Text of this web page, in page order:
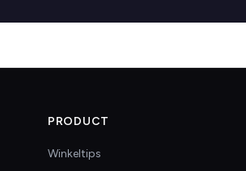
PRODUCT
Winkeltips